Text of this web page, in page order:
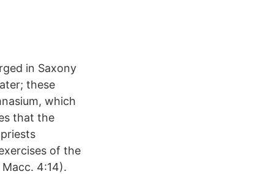
in Saxony
these
which
that the
of the
4:14).